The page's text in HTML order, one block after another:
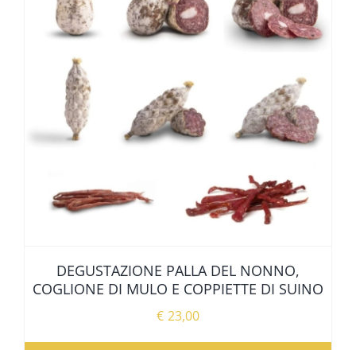
DEGUSTAZIONE PALLA DEL NONNO,
COGLIONE DI MULO E COPPIETTE DI SUINO
€ 23,00